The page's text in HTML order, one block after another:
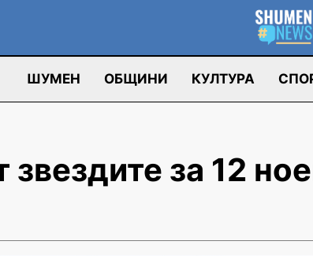
ШУМЕН ОБЩИНИ КУЛТУРА
за 12